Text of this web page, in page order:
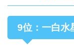
9位：一白水